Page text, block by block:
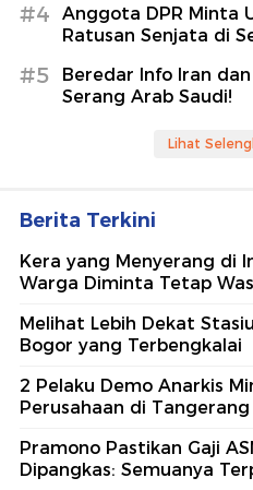
#4
Anggota DPR Minta
Ratusan Senjata di
#5
Beredar Info Iran
Serang Arab Saudi!
Lihat
Berita Terkini
Kera yang Menyerang di
Warga Diminta Tetap
Melihat Lebih Dekat
Bogor yang Terbengkalai
2 Pelaku Demo Anarkis
Perusahaan di
Pramono Pastikan Gaji
Dipangkas: Semuanya